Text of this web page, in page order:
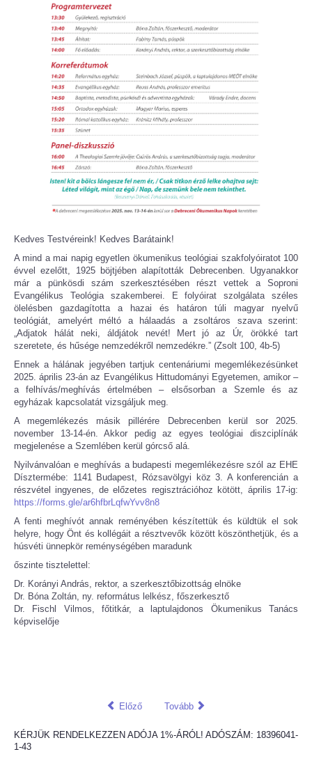
Kedves Testvéreink! Kedves Barátaink!
A mind a mai napig egyetlen ökumenikus teológiai szakfolyóiratot 100
évvel ezelőtt, 1925 böjtjében alapították Debrecenben. Ugyanakkor
már a pünkösdi szám szerkesztésében részt vettek a Soproni
Evangélikus Teológia szakemberei. E folyóirat szolgálata széles
ölelésben gazdagította a hazai és határon túli magyar nyelvű
teológiát, amelyért méltó a hálaadás a zsoltáros szava szerint:
„Adjatok hálát neki, áldjátok nevét! Mert jó az Úr, örökké tart
szeretete, és hűsége nemzedékről nemzedékre.” (Zsolt 100, 4b-5)
Ennek a hálának jegyében tartjuk centenáriumi megemlékezésünket
2025. április 23-án az Evangélikus Hittudományi Egyetemen, amikor –
a felhívás/meghívás értelmében – elsősorban a Szemle és az
egyházak kapcsolatát vizsgáljuk meg.
A megemlékezés másik pillérére Debrecenben kerül sor 2025.
november 13-14-én. Akkor pedig az egyes teológiai diszciplínák
megjelenése a Szemlében kerül górcső alá.
Nyilvánvalóan e meghívás a budapesti megemlékezésre szól az EHE
Dísztermébe: 1141 Budapest, Rózsavölgyi köz 3. A konferencián a
részvétel ingyenes, de előzetes regisztrációhoz kötött, április 17-ig:
https://forms.gle/ar6hfbrLqfwYvv8n8
A fenti meghívót annak reményében készítettük és küldtük el sok
helyre, hogy Önt és kollégáit a résztvevők között köszönthetjük, és a
húsvéti ünnepkör reménységében maradunk
őszinte tisztelettel:
Dr. Korányi András, rektor, a szerkesztőbizottság elnöke
Dr. Bóna Zoltán, ny. református lelkész, főszerkesztő
Dr. Fischl Vilmos, főtitkár, a laptulajdonos Ökumenikus Tanács
képviselője
Előző Tovább
KÉRJÜK RENDELKEZZEN ADÓJA 1%-ÁRÓL! ADÓSZÁM: 18396041-
1-43